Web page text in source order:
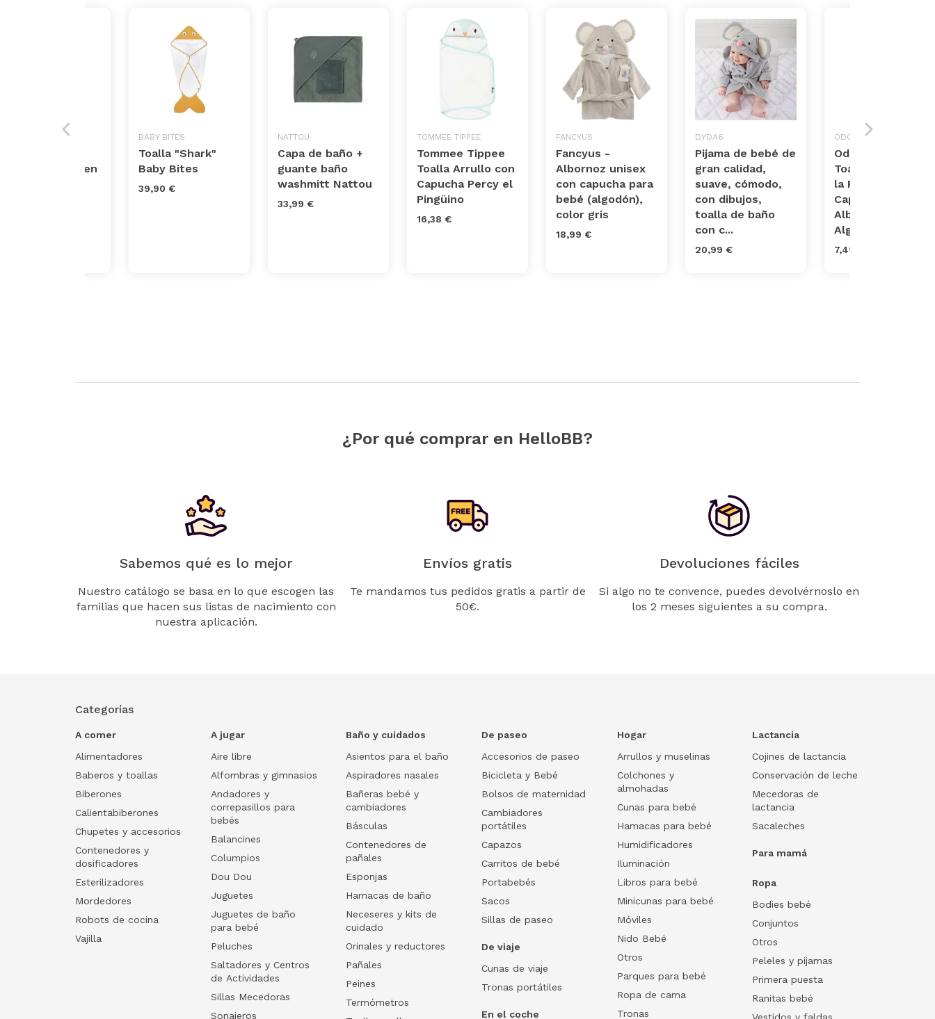
de baño en
BABY BITES
Toalla "Shark"
Baby Bites
39,90 €
NATTOU
Capa de baño +
guante baño
washmitt Nattou
33,99 €
TOMMEE TIPPEE
Tommee Tippee
Toalla Arrullo con
Capucha Percy el
Pingüino
16,38 €
FANCYUS
Fancyus -
Albornoz unisex
con capucha para
bebé (algodón),
color gris
18,99 €
DYDA6
Pijama de bebé de
gran calidad,
suave, cómodo,
con dibujos,
toalla de baño
con c...
20,99 €
ODOT
Odot Poncho
Toalla de baño en
la Playa con
Capucha, niños
Albornoz Playa
Algodón...
7,49 €
¿Por qué comprar en HelloBB?
Sabemos qué es lo mejor
Nuestro catálogo se basa en lo que escogen las
familias que hacen sus listas de nacimiento con
nuestra aplicación.
Envíos gratis
Te mandamos tus pedidos gratis a partir de
50€.
Devoluciones fáciles
Si algo no te convence, puedes devolvérnoslo en
los 2 meses siguientes a su compra.
Categorías
A comer
Alimentadores
Baberos y toallas
Biberones
Calientabiberones
Chupetes y accesorios
Contenedores y
dosificadores
Esterilizadores
Mordedores
Robots de cocina
Vajilla
A jugar
Aire libre
Alfombras y gimnasios
Andadores y
correpasillos para
bebés
Balancines
Columpios
Dou Dou
Juguetes
Juguetes de baño
para bebé
Peluches
Saltadores y Centros
de Actividades
Sillas Mecedoras
Sonajeros
Baño y cuidados
Asientos para el baño
Aspiradores nasales
Bañeras bebé y
cambiadores
Básculas
Contenedores de
pañales
Esponjas
Hamacas de baño
Neceseres y kits de
cuidado
Orinales y reductores
Pañales
Peines
Termómetros
De paseo
Accesorios de paseo
Bicicleta y Bebé
Bolsos de maternidad
Cambiadores
portátiles
Capazos
Carritos de bebé
Portabebés
Sacos
Sillas de paseo
De viaje
Cunas de viaje
Tronas portátiles
En el coche
Hogar
Arrullos y muselinas
Colchones y
almohadas
Cunas para bebé
Hamacas para bebé
Humidificadores
Iluminación
Libros para bebé
Minicunas para bebé
Móviles
Nido Bebé
Otros
Parques para bebé
Ropa de cama
Tronas
Lactancia
Cojines de lactancia
Conservación de leche
Mecedoras de
lactancia
Sacaleches
Para mamá
Ropa
Bodies bebé
Conjuntos
Otros
Peleles y pijamas
Primera puesta
Ranitas bebé
Vestidos y faldas